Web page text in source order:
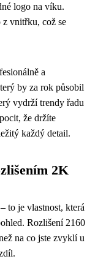
logo na víku.
vnitřku, což se
a
by za rok působil
vydrží trendy řadu
že držíte
každý detail.
2K
– to je vlastnost, která
Rozlišení 2160
na co jste zvyklí u